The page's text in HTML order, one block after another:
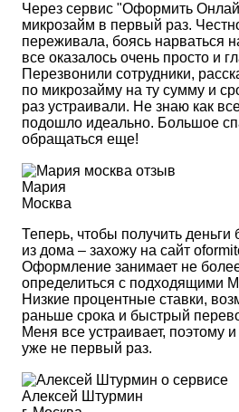
Через сервис "Оформить
микрозайм в первый раз.
переживала, боясь нарваться
все оказалось очень просто и
Перезвонили сотрудники,
по микрозайму на ту сумму и
раз устраивали. Не знаю как
подошло идеально. Большое
обращаться еще!
Мария
Москва
Теперь, чтобы получить
из дома – захожу на сайт
Оформление занимает не
определиться с подходящими
Низкие процентные ставки,
раньше срока и быстрый
Меня все устраивает, поэтому
уже не первый раз.
Алексей Штурмин